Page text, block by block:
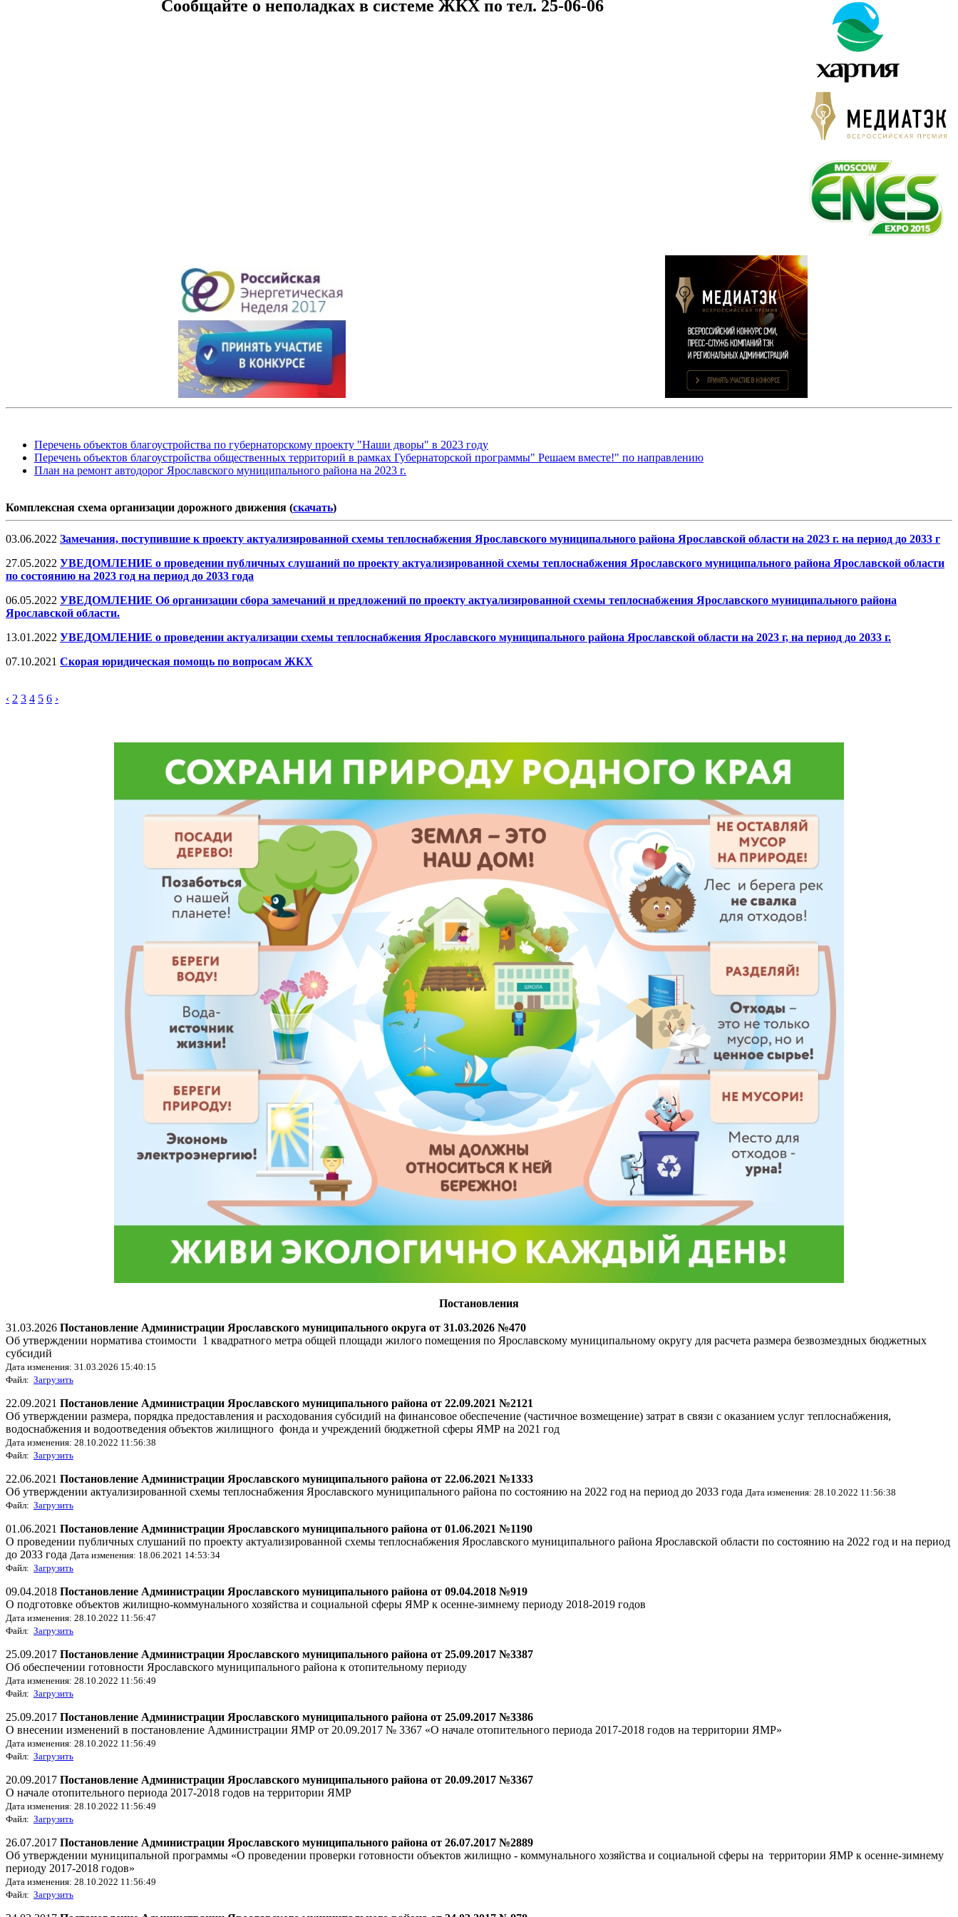
Сообщайте о неполадках в системе ЖКХ по тел. 25-06-06
Перечень объектов благоустройства по губернаторскому проекту "Наши дворы" в 2023 году
Перечень объектов благоустройства общественных территорий в рамках Губернаторской программы" Решаем вместе!" по направлению
План на ремонт автодорог Ярославского муниципального района на 2023 г.
Комплексная схема организации дорожного движения (скачать)
03.06.2022 Замечания, поступившие к проекту актуализированной схемы теплоснабжения Ярославского муниципального района Ярославской области на 2023 г. на период до 2033 г
27.05.2022 УВЕДОМЛЕНИЕ о проведении публичных слушаний по проекту актуализированной схемы теплоснабжения Ярославского муниципального района Ярославской области
по состоянию на 2023 год на период до 2033 года
06.05.2022 УВЕДОМЛЕНИЕ Об организации сбора замечаний и предложений по проекту актуализированной схемы теплоснабжения Ярославского муниципального района
Ярославской области.
13.01.2022 УВЕДОМЛЕНИЕ о проведении актуализации схемы теплоснабжения Ярославского муниципального района Ярославской области на 2023 г, на период до 2033 г.
07.10.2021 Скорая юридическая помощь по вопросам ЖКХ
‹ 2 3 4 5 6 ›
Постановления
31.03.2026 Постановление Администрации Ярославского муниципального округа от 31.03.2026 №470
Об утверждении норматива стоимости 1 квадратного метра общей площади жилого помещения по Ярославскому муниципальному округу для расчета размера безвозмездных бюджетных
субсидий
Дата изменения: 31.03.2026 15:40:15
Файл: Загрузить
22.09.2021 Постановление Администрации Ярославского муниципального района от 22.09.2021 №2121
Об утверждении размера, порядка предоставления и расходования субсидий на финансовое обеспечение (частичное возмещение) затрат в связи с оказанием услуг теплоснабжения,
водоснабжения и водоотведения объектов жилищного фонда и учреждений бюджетной сферы ЯМР на 2021 год
Дата изменения: 28.10.2022 11:56:38
Файл: Загрузить
22.06.2021 Постановление Администрации Ярославского муниципального района от 22.06.2021 №1333
Об утверждении актуализированной схемы теплоснабжения Ярославского муниципального района по состоянию на 2022 год на период до 2033 года Дата изменения: 28.10.2022 11:56:38
Файл: Загрузить
01.06.2021 Постановление Администрации Ярославского муниципального района от 01.06.2021 №1190
О проведении публичных слушаний по проекту актуализированной схемы теплоснабжения Ярославского муниципального района Ярославской области по состоянию на 2022 год и на период
до 2033 года Дата изменения: 18.06.2021 14:53:34
Файл: Загрузить
09.04.2018 Постановление Администрации Ярославского муниципального района от 09.04.2018 №919
О подготовке объектов жилищно-коммунального хозяйства и социальной сферы ЯМР к осенне-зимнему периоду 2018-2019 годов
Дата изменения: 28.10.2022 11:56:47
Файл: Загрузить
25.09.2017 Постановление Администрации Ярославского муниципального района от 25.09.2017 №3387
Об обеспечении готовности Ярославского муниципального района к отопительному периоду
Дата изменения: 28.10.2022 11:56:49
Файл: Загрузить
25.09.2017 Постановление Администрации Ярославского муниципального района от 25.09.2017 №3386
О внесении изменений в постановление Администрации ЯМР от 20.09.2017 № 3367 «О начале отопительного периода 2017-2018 годов на территории ЯМР»
Дата изменения: 28.10.2022 11:56:49
Файл: Загрузить
20.09.2017 Постановление Администрации Ярославского муниципального района от 20.09.2017 №3367
О начале отопительного периода 2017-2018 годов на территории ЯМР
Дата изменения: 28.10.2022 11:56:49
Файл: Загрузить
26.07.2017 Постановление Администрации Ярославского муниципального района от 26.07.2017 №2889
Об утверждении муниципальной программы «О проведении проверки готовности объектов жилищно - коммунального хозяйства и социальной сферы на территории ЯМР к осенне-зимнему
периоду 2017-2018 годов»
Дата изменения: 28.10.2022 11:56:49
Файл: Загрузить